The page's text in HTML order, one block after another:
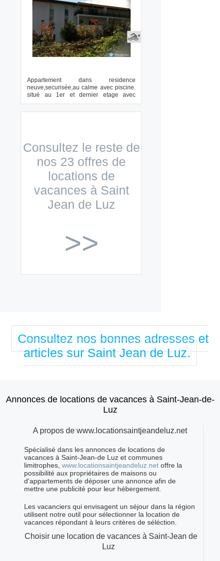
Appartement dans residence
neuve,securisée,au calme avec piscine.
situé au 1er et dernier etage avec
acensseur ....
Consultez le reste de
nos 23 offres de
locations de
vacances à Saint
Jean de Luz
>>
Consultez nos bonnes adresses et
articles sur Saint Jean de Luz.
Annonces de locations de vacances à Saint-Jean-de-
Luz
A propos de www.locationsaintjeandeluz.net
Spécialisé dans les annonces de locations de
vacances à Saint-Jean-de Luz et communes
limitrophes, www.locationsaintjeandeluz.netoffre la
possibilité aux propriétaires de maisons ou
d'appartements de déposer une annonce afin de
mettre une publicité pour leur hébergement.
Les vacanciers qui envisagent un séjour dans la région
utilisent notre outil pour sélectionner la location de
vacances répondant à leurs critères de séléction.
Choisir une location de vacances à Saint-Jean de
Luz